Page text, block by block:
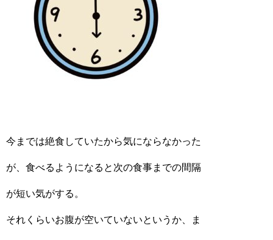
今までは絶食していたから気にならなかった
が、食べるようになると次の食事までの間隔
が短い気がする。
それくらいお腹が空いていないというか、ま